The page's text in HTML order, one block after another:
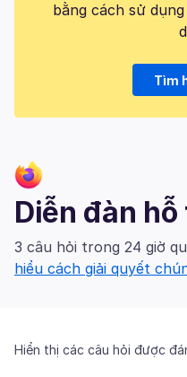
bằng cách sử
Tìm
Diễn đàn
3 câu hỏi trong 24 giờ
hiểu cách giải quyết
Hiển thị các câu hỏi được